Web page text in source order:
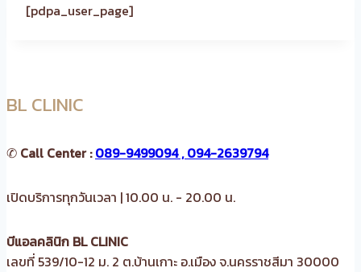
[pdpa_user_page]
BL CLINIC
✆ Call Center :089-9499094 , 094-2639794
เปิดบริการทุกวันเวลา | 10.00 น. - 20.00 น.
บีแอลคลินิก BL CLINIC
เลขที่ 539/10-12 ม. 2 ต.บ้านเกาะ อ.เมือง จ.นครราชสีมา 30000